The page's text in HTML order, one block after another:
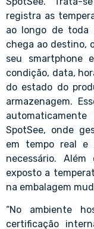
registra as
ao longo de toda
chega ao destino,
seu smartphone
condição, data,
do estado do
armazenagem.
SpotSee, onde
em tempo real e
necessário.
exposto a
na embalagem
“No ambiente
certificação